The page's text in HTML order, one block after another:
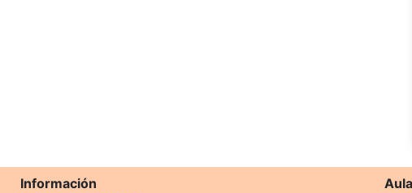
Información